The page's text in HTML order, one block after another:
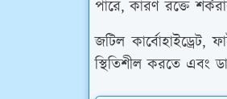
পারে, কারণ রক্তে
জটিল কার্বোহাইড্রেট,
স্থিতিশীল করতে এবং